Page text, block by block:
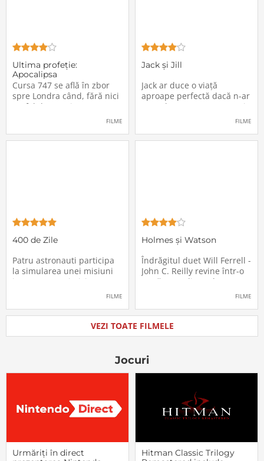
Ultima profeţie:
Apocalipsa
Cursa 747 se află în zbor
spre Londra când, fără nici
un fel de avertisment,
pasagerii încep să dispară
locurile lor. Teroarea și
FILME
Jack și Jill
Jack ar duce o viață
aproape perfectă dacă n-ar
avea de suportat o excepție
sărbători - sora lui
FILME
400 de Zile
Patru astronauti participa
la simularea unei misiuni
in care sunt trimisi pe o
psihologice pe care le are
calatoria in spatiu. Starea
mentala a astronautilor
FILME
Holmes și Watson
Îndrăgitul duet Will Ferrell -
John C. Reilly revine într-o
nouă comedie: Holmes &
Watson, povestea super-
Holmes și a asistentului
său, dr. Watson, inspirată
de romanul best-seller al
De data
FILME
VEZI TOATE FILMELE
Jocuri
Urmăriți în direct
Hitman Classic Trilogy